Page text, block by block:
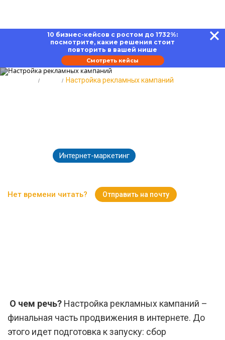
10 бизнес-кейсов с ростом до 1732%:
посмотрите, какие решения стоит
повторить в вашей нише
Смотреть кейсы
Настройка рекламных кампаний
Интернет-маркетинг
Нет времени читать? Отправить на почту
О чем речь? Настройка рекламных кампаний –
финальная часть продвижения в интернете. До
этого идет подготовка к запуску: сбор